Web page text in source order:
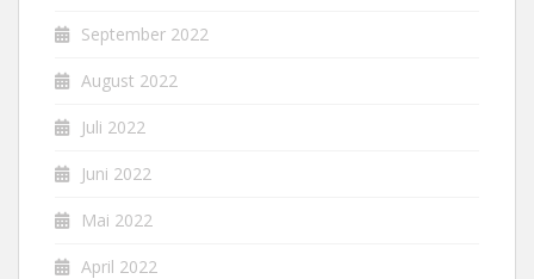
September 2022
August 2022
Juli 2022
Juni 2022
Mai 2022
April 2022